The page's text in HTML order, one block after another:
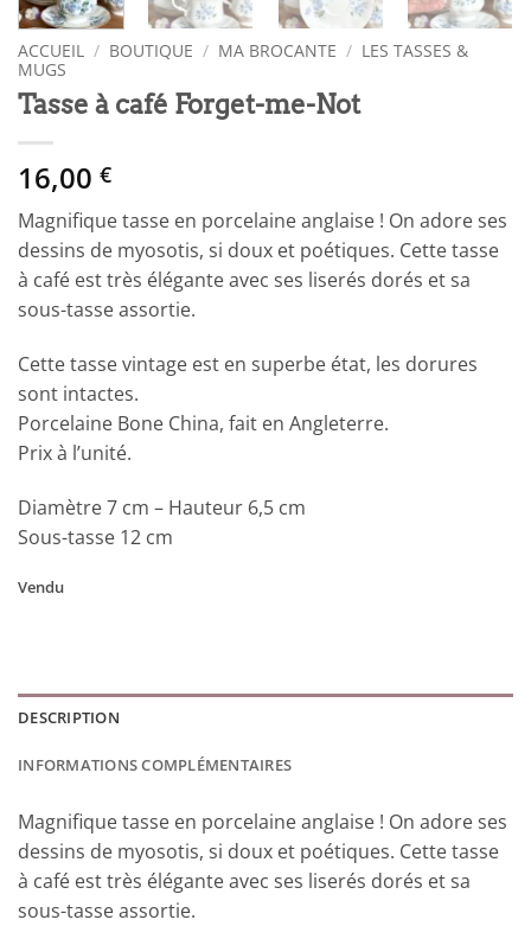
ACCUEIL / BOUTIQUE / MA BROCANTE / LES TASSES &
MUGS
Tasse à café Forget-me-Not
16,00 €
Magnifique tasse en porcelaine anglaise ! On adore ses
dessins de myosotis, si doux et poétiques. Cette tasse
à café est très élégante avec ses liserés dorés et sa
sous-tasse assortie.
Cette tasse vintage est en superbe état, les dorures
sont intactes.
Porcelaine Bone China, fait en Angleterre.
Prix à l’unité.
Diamètre 7 cm – Hauteur 6,5 cm
Sous-tasse 12 cm
Vendu
DESCRIPTION
INFORMATIONS COMPLÉMENTAIRES
Magnifique tasse en porcelaine anglaise ! On adore ses
dessins de myosotis, si doux et poétiques. Cette tasse
à café est très élégante avec ses liserés dorés et sa
sous-tasse assortie.